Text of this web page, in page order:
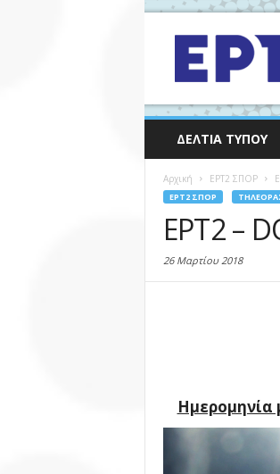
ΔΕΛΤΊΑ ΤΎΠΟΥ
Αρχική EΡΤ2 ΣΠΟΡ
EΡΤ2 ΣΠΟΡ
ΕΡΤ2 –
26 Μαρτίου 2018
Ημερομηνία